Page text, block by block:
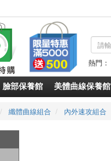
熱門：
臉部保養館 美體曲線保養館
纖體曲線組合 內外速攻組合